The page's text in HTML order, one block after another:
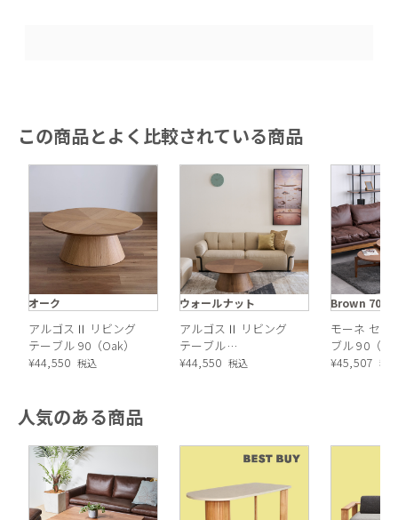
この商品とよく比較されている商品
オーク
アルゴスⅡ リビング
テーブル 90（Oak）
¥44,550 税込
ウォールナット
アルゴスⅡ リビング
テーブル
90（Walnut）
¥44,550 税込
Brown 70 +
モーネ セン
ブル 90（
¥45,507 税
人気のある商品